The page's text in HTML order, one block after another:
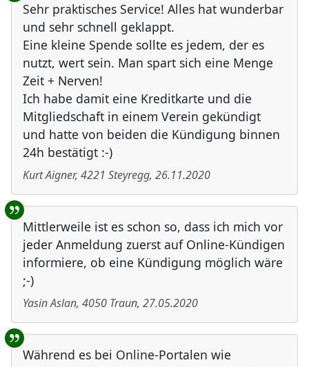
Sehr praktisches Service! Alles hat wunderbar
und sehr schnell geklappt.
Eine kleine Spende sollte es jedem, der es
nutzt, wert sein. Man spart sich eine Menge
Zeit + Nerven!
Ich habe damit eine Kreditkarte und die
Mitgliedschaft in einem Verein gekündigt
und hatte von beiden die Kündigung binnen
24h bestätigt :-)
Kurt Aigner, 4221 Steyregg, 26.11.2020
Mittlerweile ist es schon so, dass ich mich vor
jeder Anmeldung zuerst auf Online-Kündigen
informiere, ob eine Kündigung möglich wäre
;-)
Yasin Aslan, 4050 Traun, 27.05.2020
Während es bei Online-Portalen wie